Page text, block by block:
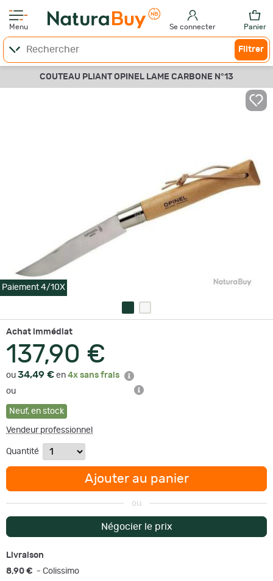
Menu Se connecter Panier
Filtrer
COUTEAU PLIANT OPINEL LAME CARBONE N°13
Paiement 4/10X
Achat immédiat
137,90 €
ou 34,49 € en 4x sans frais
ou
Neuf, en stock
Vendeur professionnel
Quantité
Ajouter au panier
ou
Négocier le prix
Livraison
8,90 € - Colissimo